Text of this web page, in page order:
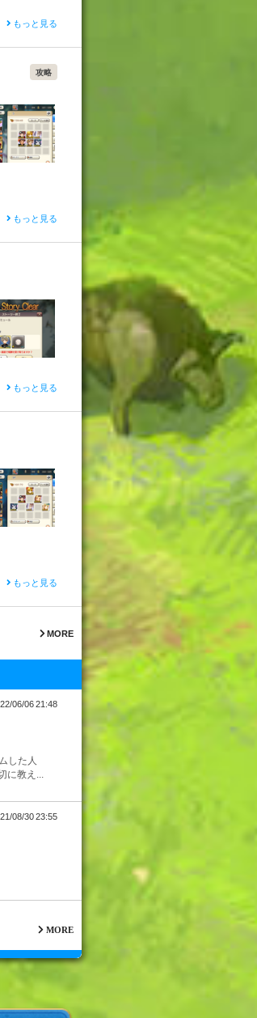
もっと見る
攻略
もっと見る
もっと見る
もっと見る
MORE
06/06 21:48
した人
に教え...
08/30 23:55
MORE